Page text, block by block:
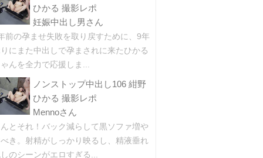
ひかる 撮影レポ
妊娠中出し男さん
前の孕ませ失敗を取り戻すために、9年
にまた中出しで孕まされに来たひかる
んを全力で応援しま...
ノンストップ中出し106 紺野
ひかる 撮影レポ
Mennoさん
とそれ！バック減らして黒ソファ増や
き。射精がしっかり映るし、精液垂れ
のシーンがエロすぎる...